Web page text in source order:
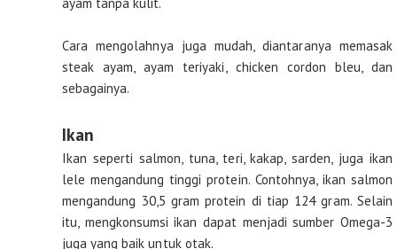
Cara mengolahnya juga mudah, diantaranya memasak
steak ayam, ayam teriyaki, chicken cordon bleu, dan
sebagainya.
Ikan
Ikan seperti salmon, tuna, teri, kakap, sarden, juga ikan
lele mengandung tinggi protein. Contohnya, ikan salmon
mengandung 30,5 gram protein di tiap 124 gram. Selain
itu, mengkonsumsi ikan dapat menjadi sumber Omega-3
juga yang baik untuk otak.